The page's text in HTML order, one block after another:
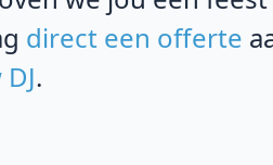
direct een offerte
.